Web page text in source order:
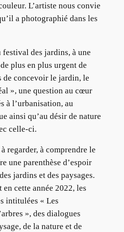
L’artiste nous convie
a photographié dans les
festival des jardins, à une
plus en plus urgent de
de concevoir le jardin, le
», une question au cœur
à l’urbanisation, au
ainsi qu’au désir de nature
celle-ci.
regarder, à comprendre le
une parenthèse d’espoir
jardins et des paysages.
cette année 2022, les
intitulées « Les
», des dialogues
de la nature et de